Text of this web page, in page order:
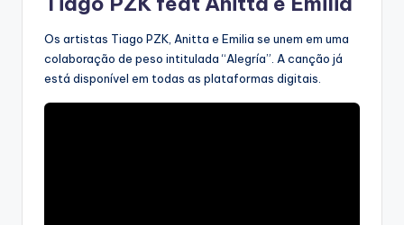
Os artistas Tiago PZK, Anitta e Emilia se unem em uma
colaboração de peso intitulada “Alegría”. A canção já
está disponível em todas as plataformas digitais.